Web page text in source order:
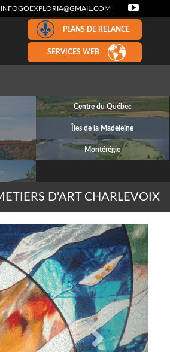
INFOGOEXPLORIA@GMAIL.COM
PLANS DE RELANCE
SERVICES WEB
Centre du Québec
Îles de la Madeleine
Montérégie
D'ART CHARLEVOIX
Next